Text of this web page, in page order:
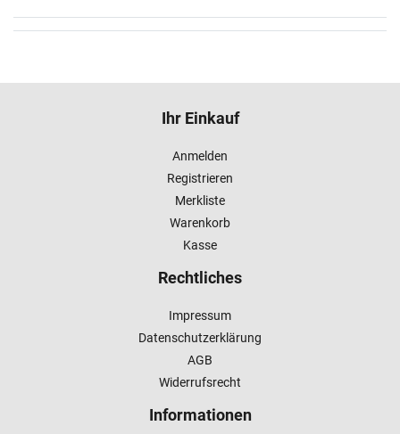
Ihr Einkauf
Anmelden
Registrieren
Merkliste
Warenkorb
Kasse
Rechtliches
Impressum
Datenschutzerklärung
AGB
Widerrufsrecht
Informationen